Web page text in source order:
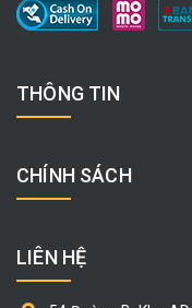
THÔNG TIN
CHÍNH SÁCH
LIÊN HỆ